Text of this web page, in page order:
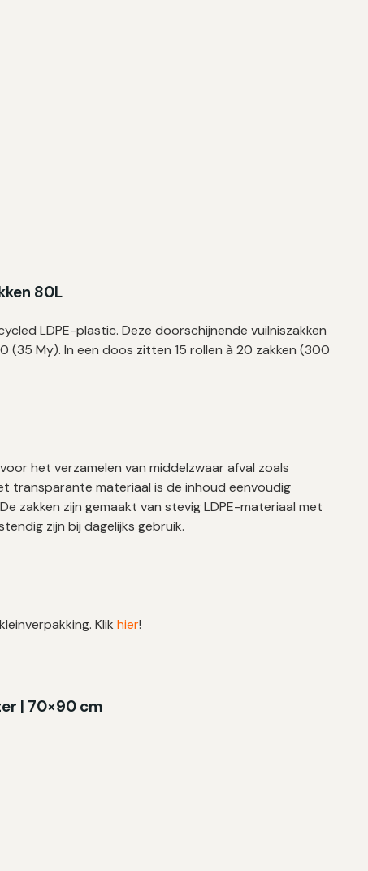
80L
LDPE-plastic. Deze doorschijnende vuilniszakken
(35 My).In een doos zitten 15 rollen à 20 zakken (300
het verzamelen van middelzwaar afval zoals
transparante materiaal is de inhoud eenvoudig
zakken zijn gemaakt van stevig LDPE-materiaal met
zijn bij dagelijks gebruik.
Klikhier!
| 70×90 cm